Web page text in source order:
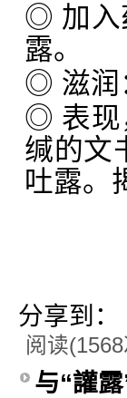
◎ 加入
露。
◎ 滋润
◎ 表现
缄的文
吐露。
分享到：
阅读
与“讙